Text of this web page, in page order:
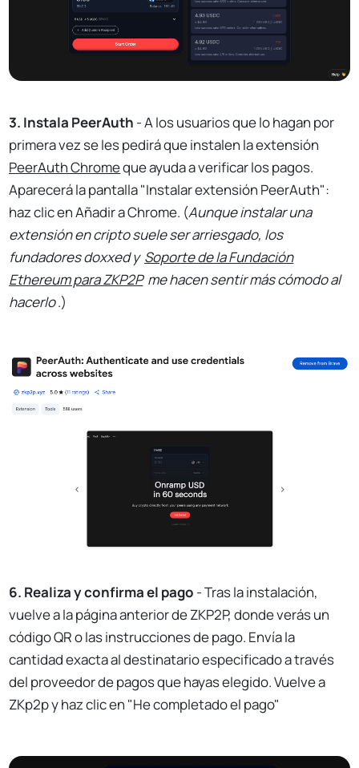
3. Instala PeerAuth - A los usuarios que lo hagan por
primera vez se les pedirá que instalen la extensión
PeerAuth Chromeque ayuda a verificar los pagos.
Aparecerá la pantalla "Instalar extensión PeerAuth":
haz clic en Añadir a Chrome. (Aunque instalar una
extensión en cripto suele ser arriesgado, los
fundadores doxxed y Soporte de la Fundación
Ethereum para ZKP2P me hacen sentir más cómodo al
hacerlo.)
6. Realiza y confirma el pago - Tras la instalación,
vuelve a la página anterior de ZKP2P, donde verás un
código QR o las instrucciones de pago. Envía la
cantidad exacta al destinatario especificado a través
del proveedor de pagos que hayas elegido. Vuelve a
ZKp2p y haz clic en "He completado el pago"